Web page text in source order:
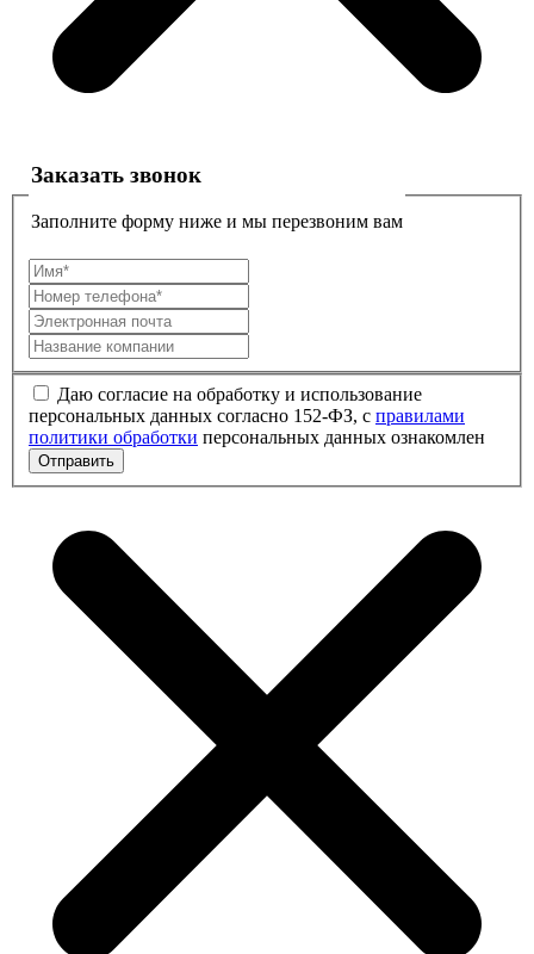
Заказать звонок
Заполните форму ниже и мы перезвоним вам
Даю согласие на обработку и использование
персональных данных согласно 152-ФЗ, с правилами
политики обработки персональных данных ознакомлен
Отправить